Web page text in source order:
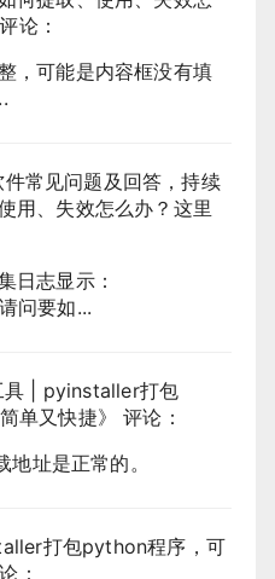
论：
，可能是内容框没有填
常见问题及回答，持续
用、失效怎么办？这里
日志显示：
问要如...
具 | pyinstaller打包
单又快捷》 评论：
址是正常的。
打包python程序，可
：